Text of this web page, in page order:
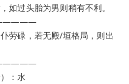
如过头胎为男则稍有不利。
劳碌，若无殿/垣格局，则出
：水